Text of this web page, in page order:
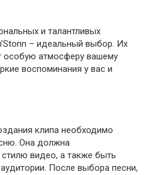
и талантливых
– идеальный выбор. Их
особую атмосферу вашему
воспоминания у вас и
клипа необходимо
Она должна
стилю видео, а также быть
После выбора песни,